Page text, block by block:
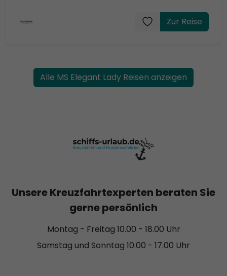
Zur Reise
Alle MS Elegant Lady Reisen anzeigen
Unsere Kreuzfahrtexperten beraten Sie
gerne persönlich
Montag - Freitag 10.00 - 18.00 Uhr
Samstag und Sonntag 10.00 - 17.00 Uhr